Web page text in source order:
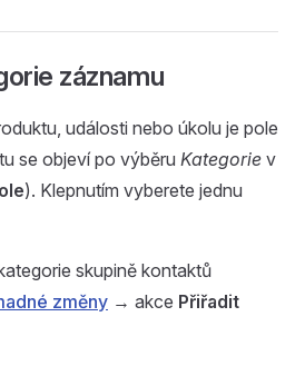
záznamu
události nebo úkolu je pole
se objeví po výběru Kategorie v
). Klepnutím vyberete jednu
skupině kontaktů
změny → akce Přiřadit